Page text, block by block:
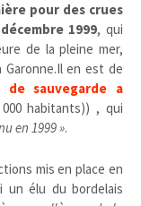
pour des crues
1999, qui
de la pleine mer,
en est de
de sauvegarde a
000 habitants)) , qui
en 1999 ».
mis en place en
un élu du bordelais